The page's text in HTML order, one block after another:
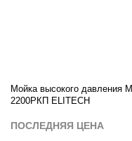
Мойка высокого давления М
2200РКП ELITECH
ПОСЛЕДНЯЯ ЦЕНА